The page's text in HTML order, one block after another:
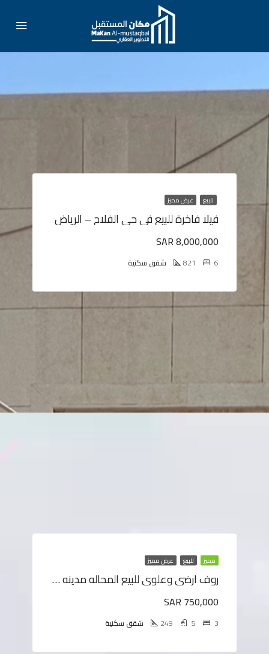
للبيع عرض مميز
فيلا فاخرة للبيع في حي الفلاح – الرياض
SAR 8,000,000
6
821 شقق سكنية
مميز للبيع عرض مميز
روف ارضي وعلوي للبيع المحاله مدينه سلطان
SAR 750,000
3
5
249 شقق سكنية